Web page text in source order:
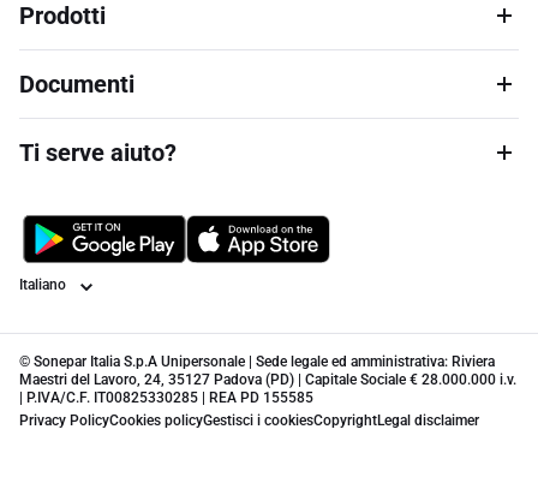
Prodotti
Documenti
Ti serve aiuto?
Lingua
© Sonepar Italia S.p.A Unipersonale | Sede legale ed amministrativa: Riviera
Maestri del Lavoro, 24, 35127 Padova (PD) | Capitale Sociale € 28.000.000 i.v.
| P.IVA/C.F. IT00825330285 | REA PD 155585
Privacy PolicyCookies policyGestisci i cookiesCopyrightLegal disclaimer